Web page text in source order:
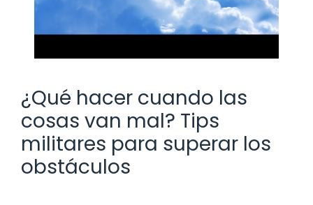
¿Qué hacer cuando las
cosas van mal? Tips
militares para superar los
obstáculos